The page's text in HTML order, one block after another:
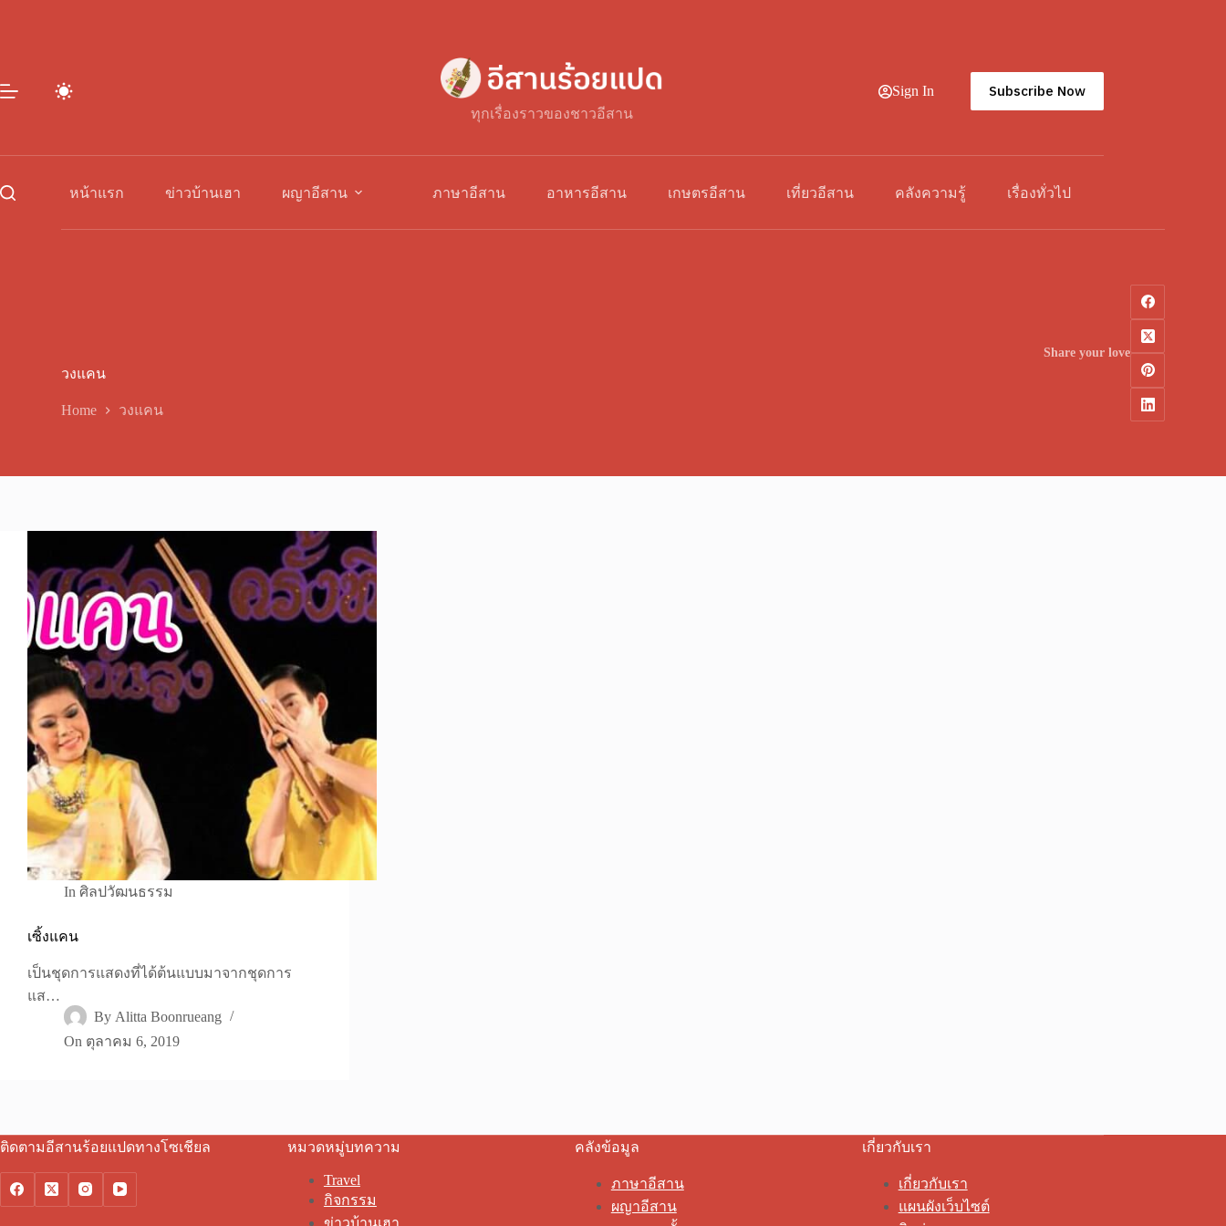
ทุกเรื่องราวของชาวอีสาน
Sign In Subscribe Now
หน้าแรก ข่าวบ้านเฮา ผญาอีสาน ภาษาอีสาน อาหารอีสาน เกษตรอีสาน เที่ยวอีสาน คลังความรู้ เรื่องทั่วไป
วงแคน
Home วงแคน
Share your love
In ศิลปวัฒนธรรม
เซิ้งแคน
เป็นชุดการแสดงที่ได้ต้นแบบมาจากชุดการ
แส…
By Alitta Boonrueang
On ตุลาคม 6, 2019
ติดตามอีสานร้อยแปดทางโซเชียล หมวดหมู่บทความ
Travel
กิจกรรม
คลังข้อมูล
ภาษาอีสาน
ผญาอีสาน
เกี่ยวกับเรา
เกี่ยวกับเรา
แผนผังเว็บไซต์